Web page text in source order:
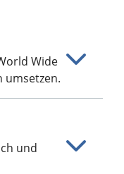
Wide
umsetzen.
und